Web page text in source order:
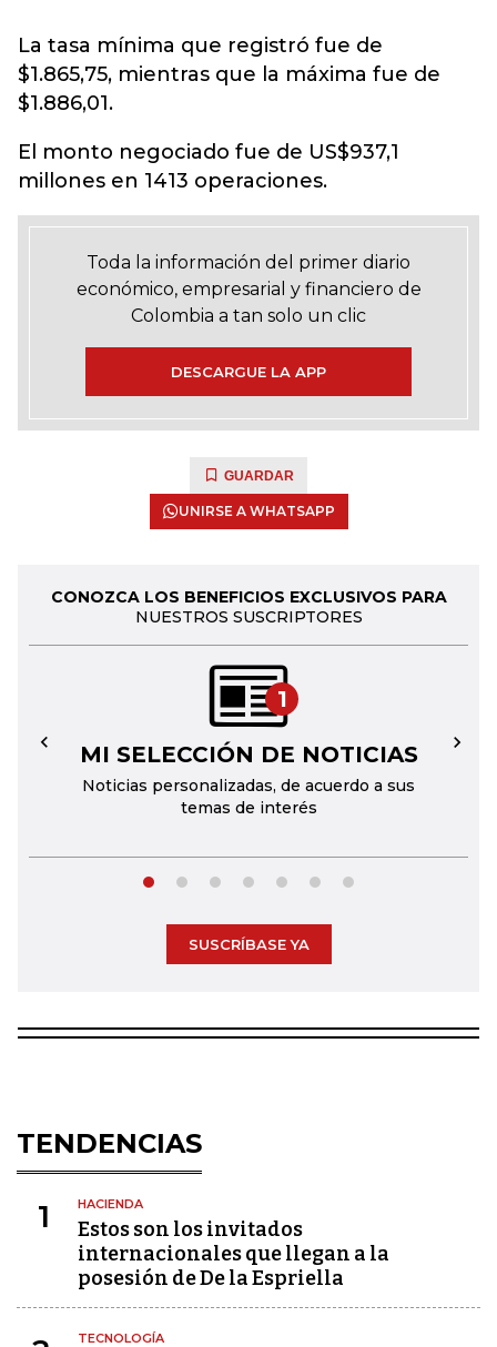
La tasa mínima que registró fue de
$1.865,75, mientras que la máxima fue de
$1.886,01.
El monto negociado fue de US$937,1
millones en 1413 operaciones.
Toda la información del primer diario
económico, empresarial y financiero de
Colombia a tan solo un clic
DESCARGUE LA APP
GUARDAR
UNIRSE A WHATSAPP
CONOZCA LOS BENEFICIOS EXCLUSIVOS PARA
NUESTROS SUSCRIPTORES
1
MI SELECCIÓN DE NOTICIAS
Noticias personalizadas, de acuerdo a sus
temas de interés
← →
SUSCRÍBASE YA
TENDENCIAS
1 HACIENDA
Estos son los invitados
internacionales que llegan a la
posesión de De la Espriella
TECNOLOGÍA